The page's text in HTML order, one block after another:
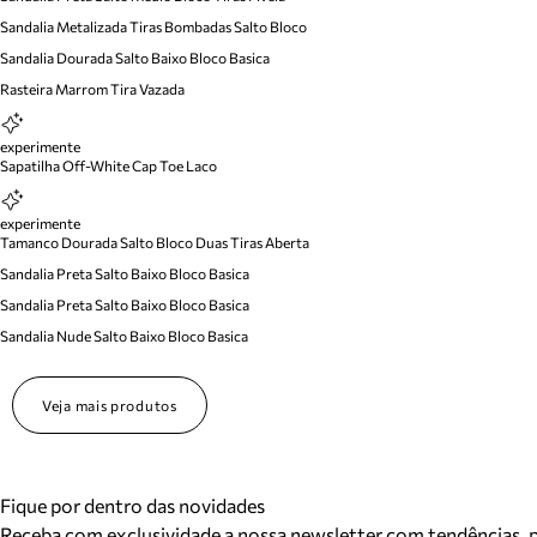
Sandalia Metalizada Tiras Bombadas Salto Bloco
Sandalia Dourada Salto Baixo Bloco Basica
Rasteira Marrom Tira Vazada
experimente
Sapatilha Off-White Cap Toe Laco
experimente
Tamanco Dourada Salto Bloco Duas Tiras Aberta
Sandalia Preta Salto Baixo Bloco Basica
Sandalia Preta Salto Baixo Bloco Basica
Sandalia Nude Salto Baixo Bloco Basica
Veja mais produtos
Fique por dentro das novidades